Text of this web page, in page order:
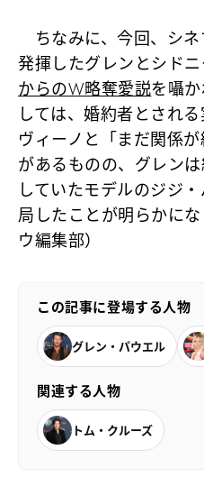
ちなみに、今回、シ
発揮したグレンとシド
からのW略奪愛説を囁
しては、婚約者とされ
ヴィーノと「まだ関係
があるものの、グレン
していたモデルのジジ
局したことが明らかに
ウ編集部）
この記事に登場する人物
グレン・パウエル
関連する人物
トム・クルーズ